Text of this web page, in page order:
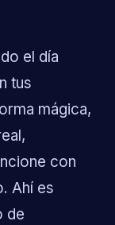
el día
tus
mágica,
con
Ahí es
de